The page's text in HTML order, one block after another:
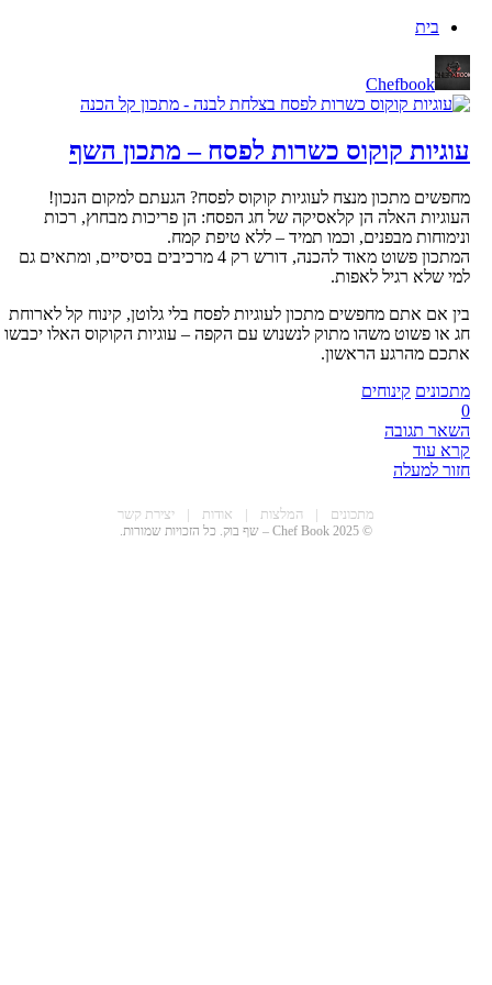
בית
Chefbook
עוגיות קוקוס כשרות לפסח – מתכון השף
מחפשים מתכון מנצח לעוגיות קוקוס לפסח? הגעתם למקום הנכון!
העוגיות האלה הן קלאסיקה של חג הפסח: הן פריכות מבחוץ, רכות
ונימוחות מבפנים, וכמו תמיד – ללא טיפת קמח.
המתכון פשוט מאוד להכנה, דורש רק 4 מרכיבים בסיסיים, ומתאים גם
למי שלא רגיל לאפות.
בין אם אתם מחפשים מתכון לעוגיות לפסח בלי גלוטן, קינוח קל לארוחת
חג או פשוט משהו מתוק לנשנוש עם הקפה – עוגיות הקוקוס האלו יכבשו
אתכם מהרגע הראשון.
מתכונים קינוחים
השאר תגובה
קרא עוד
חזור למעלה
מתכונים | המלצות | אודות | יצירת קשר